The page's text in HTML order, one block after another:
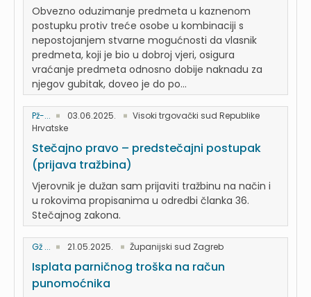
Obvezno oduzimanje predmeta u kaznenom
postupku protiv treće osobe u kombinaciji s
nepostojanjem stvarne mogućnosti da vlasnik
predmeta, koji je bio u dobroj vjeri, osigura
vraćanje predmeta odnosno dobije naknadu za
njegov gubitak, doveo je do po...
Pž-... 03.06.2025.
Visoki trgovački sud Republike
Hrvatske
Stečajno pravo – predstečajni postupak
(prijava tražbina)
Vjerovnik je dužan sam prijaviti tražbinu na način i
u rokovima propisanima u odredbi članka 36.
Stečajnog zakona.
Gž ... 21.05.2025. Županijski sud Zagreb
Isplata parničnog troška na račun
punomoćnika